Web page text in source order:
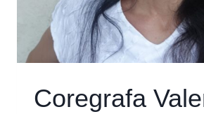
MARE
SUPRAVIEȚUITOR”
Coregrafa